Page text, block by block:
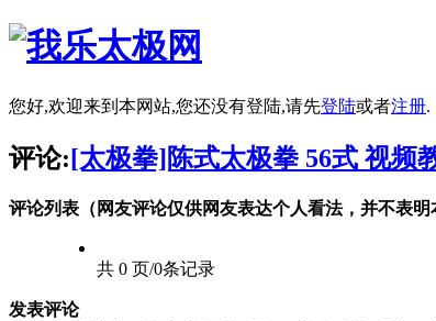
您好,欢迎来到本网站,您还没有登陆,请先登陆或者注册.
评论:[太极拳]陈式太极拳 56式 视频
评论列表（网友评论仅供网友表达个人看法，并不表明
共 0 页/0条记录
发表评论